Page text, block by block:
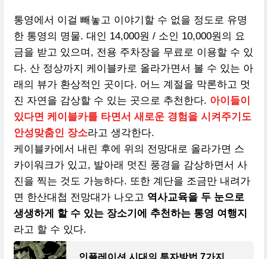
통영에서 이걸 빼놓고 이야기할 수 없을 정도로 유명
한 통영의 명물. 대인 14,000원 / 소인 10,000원의 요
금을 받고 있으며, 전용 주차장을 무료로 이용할 수 있
다. 산 정상까지 케이블카로 올라가면서 볼 수 있는 아
래의 뷰가 환상적인 곳이다. 어느 계절을 막론하고 멋
진 자연을 감상할 수 있는 곳으로 추천한다. 아이들이
있다면 케이블카를 타면서 새로운 경험을 시켜주기도
안성맞춤인 장소라고 생각한다.
케이블카에서 내린 후에 위의 전망대로 올라가면 스
카이워크가 있고, 발아래 멋진 풍경을 감상하면서 사
진을 찍는 것도 가능하다. 또한 계단을 조금만 내려가
면 한산대첩 전망대가 나오고 역사교육을 두 눈으로
생생하게 할 수 있는 장소기에 추천하는 통영 여행지
라고 할 수 있다.